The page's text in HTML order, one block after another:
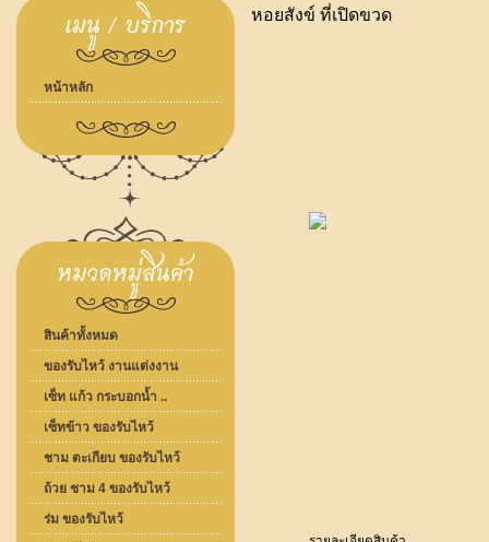
หน้าหลัก
สินค้าทั้งหมด
ของรับไหว้ งานแต่งงาน
เซ็ท แก้ว กระบอกน้ำ ..
เซ็ทข้าว ของรับไหว้
ชาม ตะเกียบ ของรับไหว้
ถ้วย ชาม 4 ของรับไหว้
ร่ม ของรับไหว้
หอยสังข์ ที่เปิดขวด